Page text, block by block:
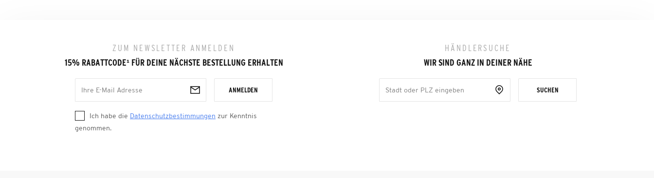
ZUM NEWSLETTER ANMELDEN
15% RABATTCODE¹FÜR DEINE NÄCHSTE BESTELLUNG ERHALTEN
ANMELDEN
Ich habe die Datenschutzbestimmungen zur Kenntnis
genommen.
HÄNDLERSUCHE
WIR SIND GANZ IN DEINER NÄHE
SUCHEN